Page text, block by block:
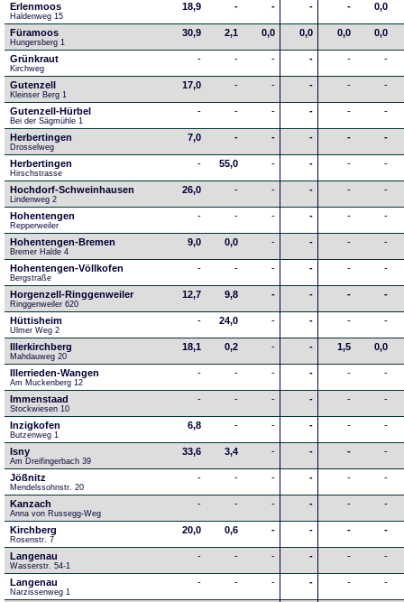
Erlenmoos
Haldenweg 15
18,9 - - - - 0,0
Füramoos
Hungersberg 1
30,9 2,1 0,0 0,0 0,0 0,0
Grünkraut
Kirchweg
- - - - - -
Gutenzell
Kleinser Berg 1
17,0 - - - - -
Gutenzell-Hürbel
Bei der Sägmühle 1
- - - - - -
Herbertingen
Drosselweg
7,0 - - - - -
Herbertingen
Hirschstrasse
- 55,0 - - - -
Hochdorf-Schweinhausen
Lindenweg 2
26,0 - - - - -
Hohentengen
Repperweiler
- - - - - -
Hohentengen-Bremen
Bremer Halde 4
9,0 0,0 - - - -
Hohentengen-Völlkofen
Bergstraße
- - - - - -
Horgenzell-Ringgenweiler
Ringgenweiler 620
12,7 9,8 - - - -
Hüttisheim
Ulmer Weg 2
- 24,0 - - - -
Illerkirchberg
Mahdauweg 20
18,1 0,2 - - 1,5 0,0
Illerrieden-Wangen
Am Muckenberg 12
- - - - - -
Immenstaad
Stockwiesen 10
- - - - - -
Inzigkofen
Butzenweg 1
6,8 - - - - -
Isny
Am Dreifingerbach 39
33,6 3,4 - - - -
Jößnitz
Mendelssohnstr. 20
- - - - - -
Kanzach
Anna von Russegg-Weg
- - - - - -
Kirchberg
Rosenstr. 7
20,0 0,6 - - - -
Langenau
Wasserstr. 54-1
- - - - - -
Langenau
Narzissenweg 1
- - - - - -